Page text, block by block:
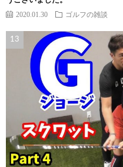
2020.01.30 ゴルフの雑談